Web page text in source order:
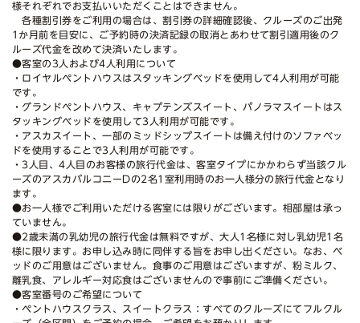
様それぞれでお支払いいただくことはできません。
各種割引券をご利用の場合は、割引券の詳細確認後、クルーズのご出発
1か月前を目安に、ご予約時の決済記録の取消とあわせて割引適用後のク
ルーズ代金を改めて決済いたします。
●客室の3人および4人利用について
・ロイヤルペントハウスはスタッキングベッドを使用して4人利用が可能
です。
・グランドペントハウス、キャプテンズスイート、パノラマスイートはス
タッキングベッドを使用して3人利用が可能です。
・アスカスイート、一部のミッドシップスイートは備え付けのソファベッ
ドを使用することで3人利用が可能です。
・3人目、4人目のお客様の旅行代金は、客室タイプにかかわらず当該クル
ーズのアスカバルコニーDの2名1室利用時のお一人様分の旅行代金となり
ます。
●お一人様でご利用いただける客室には限りがございます。相部屋は承っ
ていません。
●2歳未満の乳幼児の旅行代金は無料ですが、大人1名様に対し乳幼児1名
様に限ります。お申し込み時に同伴する旨をお申し出ください。なお、ベ
ッドのご用意はございません。食事のご用意はございますが、粉ミルク、
離乳食、アレルギー対応食はございませんので事前にご準備ください。
●客室番号のご希望について
・ペントハウスクラス、スイートクラス：すべてのクルーズにてフルクル